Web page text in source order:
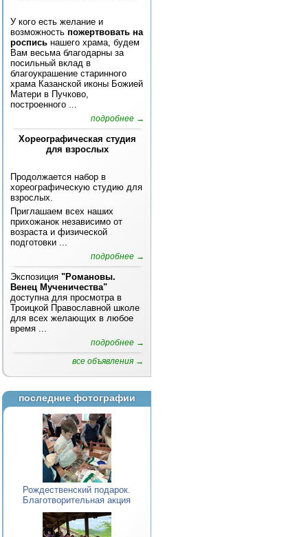
У кого есть желание и
возможность пожертвовать на
роспись нашего храма, будем
Вам весьма благодарны за
посильный вклад в
благоукрашение старинного
храма Казанской иконы Божией
Матери в Пучково,
построенного ...
подробнее →
Хореографическая студия
для взрослых
Продолжается набор в
хореографическую студию для
взрослых.
Приглашаем всех наших
прихожанок независимо от
возраста и физической
подготовки ...
подробнее →
Экспозиция "Романовы.
Венец Мученичества"
доступна для просмотра в
Троицкой Православной школе
для всех желающих в любое
время ...
подробнее →
все объявления →
последние фотографии
Рождественский подарок.
Благотворительная акция